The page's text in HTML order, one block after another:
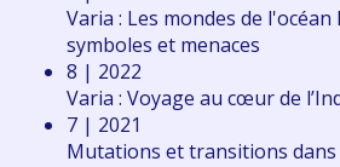
Varia : Les mondes de
symboles et menaces
8 | 2022
Varia : Voyage au cœur de
7 | 2021
Mutations et transitions dans